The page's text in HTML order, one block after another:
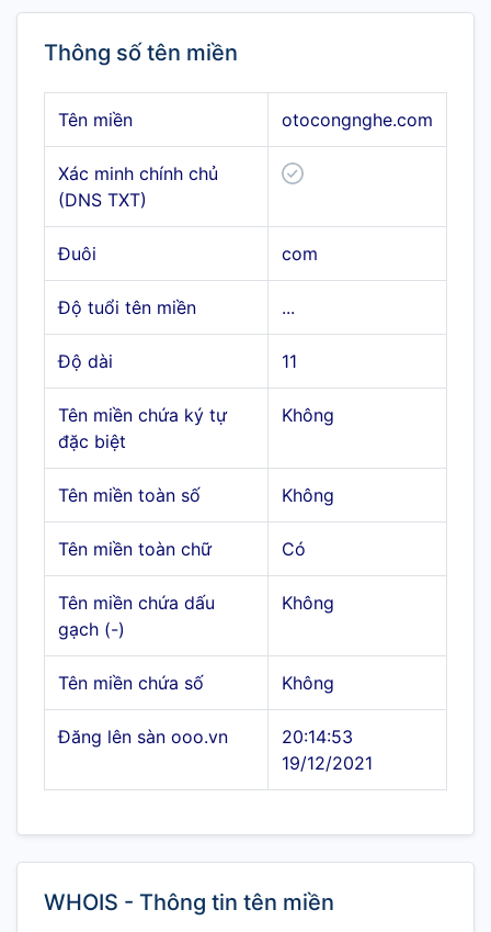
Thông số tên miền
Tên miền otocongnghe.com
Xác minh chính chủ
(DNS TXT)
Đuôi com
Độ tuổi tên miền ...
Độ dài 11
Tên miền chứa ký tự
đặc biệt
Không
Tên miền toàn số Không
Tên miền toàn chữ Có
Tên miền chứa dấu
gạch (-)
Không
Tên miền chứa số Không
Đăng lên sàn ooo.vn
20:14:53
19/12/2021
WHOIS - Thông tin tên miền